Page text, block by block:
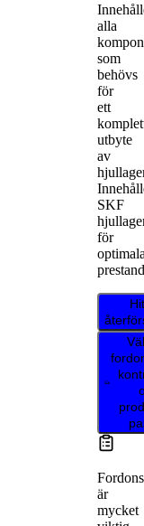
alla
som
behövs
för
ett
utbyte
av
SKF
för
optimala
är
mycket